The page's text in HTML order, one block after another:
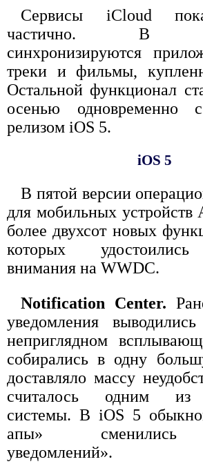
Сервисы iCloud
частично. В
синхронизируются
треки и фильмы,
Остальной функционал
осенью одновременно
релизом iOS 5.
iOS 5
В пятой версии
для мобильных устройств
более двухсот новых
которых удостоились
внимания на WWDС.
Notification Center.
уведомления
неприглядном
собирались в одну
доставляло массу
считалось одним из
системы. В iOS 5
апы» сменились
уведомлений».